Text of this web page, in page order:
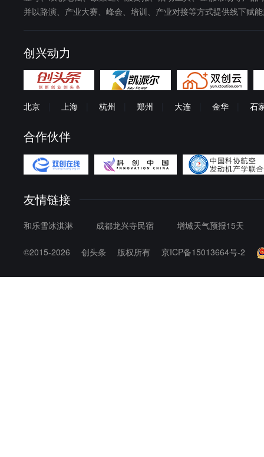
并以路演、产业大赛、峰会、培训、产业对接等方式提供线下赋
创兴动力
北京 上海 杭州 郑州 大连 金华 石
合作伙伴
友情链接
和乐雪冰淇淋 成都龙兴寺民宿 增城天气预报15天
©2015-2026 创头条 版权所有 京ICP备15013664号-2